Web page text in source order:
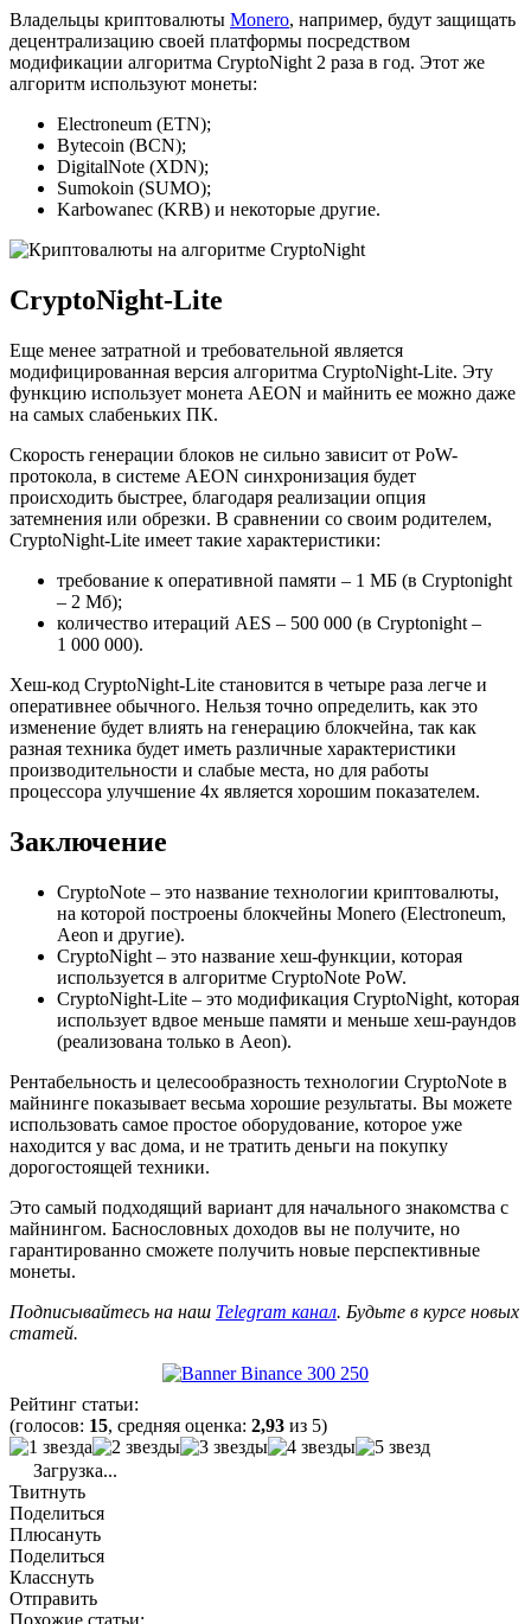
Владельцы криптовалюты Monero, например, будут защищать
децентрализацию своей платформы посредством
модификации алгоритма CryptoNight 2 раза в год. Этот же
алгоритм используют монеты:
Electroneum (ETN);
Bytecoin (BCN);
DigitalNote (XDN);
Sumokoin (SUMO);
Karbowanec (KRB) и некоторые другие.
CryptoNight-Lite
Еще менее затратной и требовательной является
модифицированная версия алгоритма CryptoNight-Lite. Эту
функцию использует монета AEON и майнить ее можно даже
на самых слабеньких ПК.
Скорость генерации блоков не сильно зависит от PoW-
протокола, в системе AEON синхронизация будет
происходить быстрее, благодаря реализации опция
затемнения или обрезки. В сравнении со своим родителем,
CryptoNight-Lite имеет такие характеристики:
требование к оперативной памяти – 1 МБ (в Cryptonight
– 2 Мб);
количество итераций AES – 500 000 (в Cryptonight –
1 000 000).
Хеш-код CryptoNight-Lite становится в четыре раза легче и
оперативнее обычного. Нельзя точно определить, как это
изменение будет влиять на генерацию блокчейна, так как
разная техника будет иметь различные характеристики
производительности и слабые места, но для работы
процессора улучшение 4x является хорошим показателем.
Заключение
CryptoNote – это название технологии криптовалюты,
на которой построены блокчейны Monero (Electroneum,
Aeon и другие).
CryptoNight – это название хеш-функции, которая
используется в алгоритме CryptoNote PoW.
CryptoNight-Lite – это модификация CryptoNight, которая
использует вдвое меньше памяти и меньше хеш-раундов
(реализована только в Aeon).
Рентабельность и целесообразность технологии CryptoNote в
майнинге показывает весьма хорошие результаты. Вы можете
использовать самое простое оборудование, которое уже
находится у вас дома, и не тратить деньги на покупку
дорогостоящей техники.
Это самый подходящий вариант для начального знакомства с
майнингом. Баснословных доходов вы не получите, но
гарантированно сможете получить новые перспективные
монеты.
Подписывайтесь на наш Telegram канал. Будьте в курсе новых
статей.
Рейтинг статьи:
(голосов: 15, средняя оценка: 2,93 из 5)
Загрузка...
Твитнуть
Поделиться
Плюсануть
Поделиться
Класснуть
Отправить
Похожие статьи: